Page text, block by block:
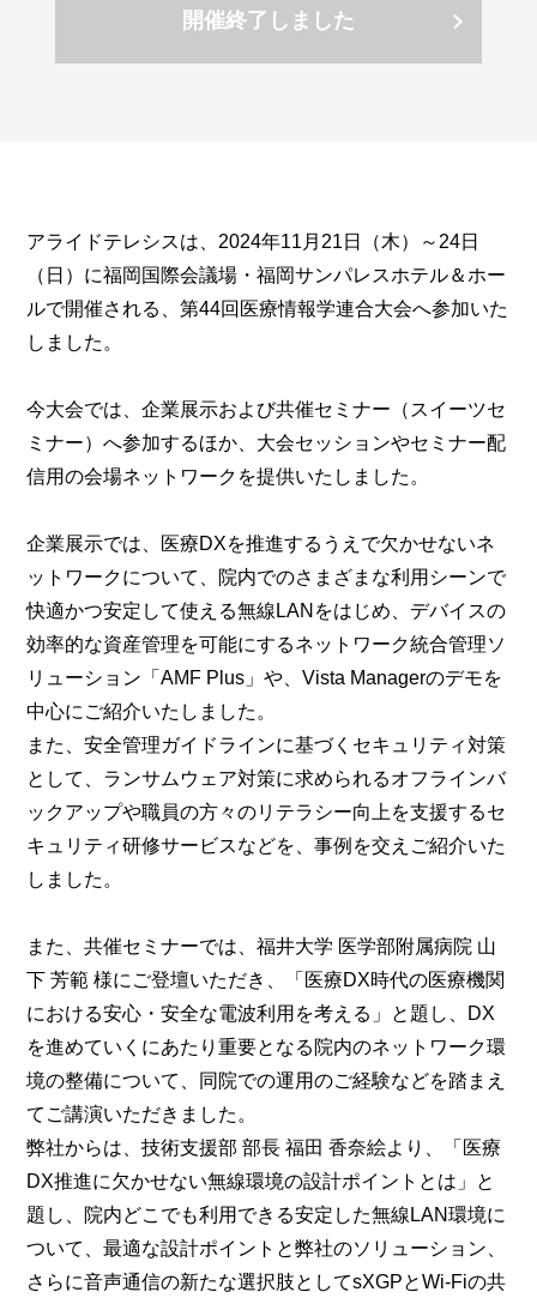
開催終了しました
アライドテレシスは、2024年11月21日（木）～24日
（日）に福岡国際会議場・福岡サンパレスホテル＆ホー
ルで開催される、第44回医療情報学連合大会へ参加いた
しました。
今大会では、企業展示および共催セミナー（スイーツセ
ミナー）へ参加するほか、大会セッションやセミナー配
信用の会場ネットワークを提供いたしました。
企業展示では、医療DXを推進するうえで欠かせないネ
ットワークについて、院内でのさまざまな利用シーンで
快適かつ安定して使える無線LANをはじめ、デバイスの
効率的な資産管理を可能にするネットワーク統合管理ソ
リューション「AMF Plus」や、Vista Managerのデモを
中心にご紹介いたしました。
また、安全管理ガイドラインに基づくセキュリティ対策
として、ランサムウェア対策に求められるオフラインバ
ックアップや職員の方々のリテラシー向上を支援するセ
キュリティ研修サービスなどを、事例を交えご紹介いた
しました。
また、共催セミナーでは、福井大学 医学部附属病院 山
下 芳範 様にご登壇いただき、「医療DX時代の医療機関
における安心・安全な電波利用を考える」と題し、DX
を進めていくにあたり重要となる院内のネットワーク環
境の整備について、同院での運用のご経験などを踏まえ
てご講演いただきました。
弊社からは、技術支援部 部長 福田 香奈絵より、「医療
DX推進に欠かせない無線環境の設計ポイントとは」と
題し、院内どこでも利用できる安定した無線LAN環境に
ついて、最適な設計ポイントと弊社のソリューション、
さらに音声通信の新たな選択肢としてsXGPとWi-Fiの共